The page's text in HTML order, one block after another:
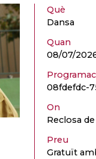
Què
Dansa
Quan
08/07/
08fdefdc-
On
Reclosa
Preu
Gratuït